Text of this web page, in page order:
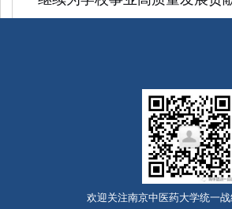
欢迎关注南京中医药大学统一